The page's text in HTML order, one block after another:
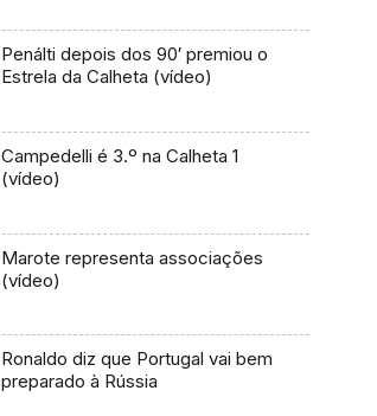
Penálti depois dos 90′ premiou o
Estrela da Calheta (vídeo)
Campedelli é 3.º na Calheta 1
(vídeo)
Marote representa associações
(vídeo)
Ronaldo diz que Portugal vai bem
preparado à Rússia